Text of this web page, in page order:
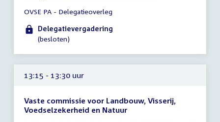
vergadering
09:00
-
uur
OVSE PA - Delegatieoverleg
Delegatievergadering
(besloten)
13:15 - 13:30 uur
Vaste commissie voor Landbouw, Visserij,
Voedselzekerheid en Natuur